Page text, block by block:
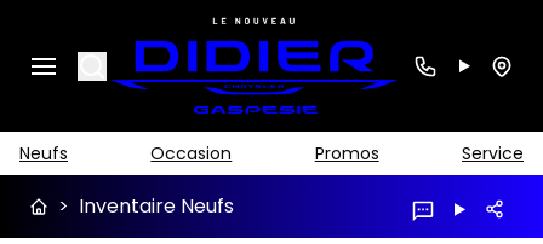
Search
Neufs Occasion Promos Service
> Inventaire Neufs